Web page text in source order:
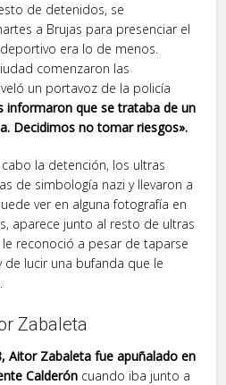
de detenidos, se
a Brujas para presenciar el
era lo de menos.
comenzaron las
un portavoz de la policía
informaron que se trataba de un
Decidimos no tomar riesgos».
la detención, los ultras
de simbología nazi y llevaron a
ver en alguna fotografía en
aparece junto al resto de ultras
reconoció a pesar de taparse
de lucir una bufanda que le
Zabaleta
Aitor Zabaleta fue apuñalado en
Calderón cuando iba junto a